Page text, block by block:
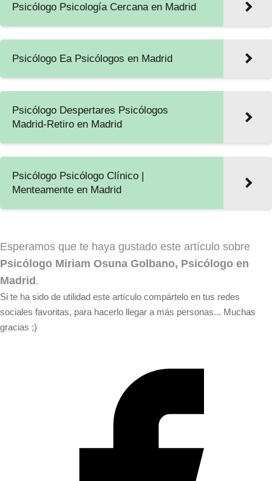
Psicólogo Psicología Cercana en Madrid
Psicólogo Ea Psicólogos en Madrid
Psicólogo Despertares Psicólogos
Madrid-Retiro en Madrid
Psicólogo Psicólogo Clínico |
Menteamente en Madrid
Esperamos que te haya gustado este artículo sobre
Psicólogo Miriam Osuna Golbano, Psicólogo en
Madrid.
Si te ha sido de utilidad este artículo compártelo en tus redes
sociales favoritas, para hacerlo llegar a más personas... Muchas
gracias ;)